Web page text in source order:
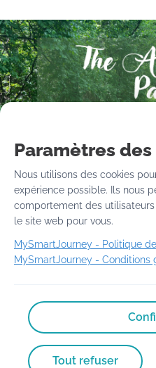
Discover Franco-
while walking in
Click on the author for
2026 - Propulsé par
Conditions d'utilisation
Paramètres
Nous utilisons des cookies
expérience possible. Ils nous
comportement des
le site web pour vous.
MySmartJourney - Politique
MySmartJourney - Conditions
Tout refuser